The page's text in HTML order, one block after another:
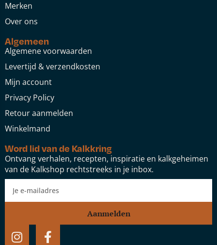
Merken
Over ons
Algemeen
Algemene voorwaarden
Levertijd & verzendkosten
Mijn account
Privacy Policy
Retour aanmelden
Winkelmand
Word lid van de Kalkkring
Ontvang verhalen, recepten, inspiratie en kalkgeheimen
van de Kalkshop rechtstreeks in je inbox.
Aanmelden